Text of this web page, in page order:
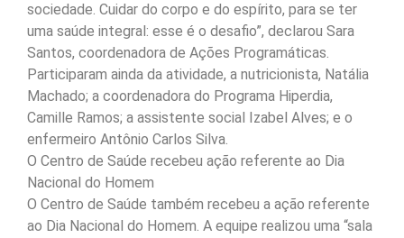
sociedade. Cuidar do corpo e do espírito, para se ter
uma saúde integral: esse é o desafio”, declarou Sara
Santos, coordenadora de Ações Programáticas.
Participaram ainda da atividade, a nutricionista, Natália
Machado; a coordenadora do Programa Hiperdia,
Camille Ramos; a assistente social Izabel Alves; e o
enfermeiro Antônio Carlos Silva.
O Centro de Saúde recebeu ação referente ao Dia
Nacional do Homem
O Centro de Saúde também recebeu a ação referente
ao Dia Nacional do Homem. A equipe realizou uma “sala